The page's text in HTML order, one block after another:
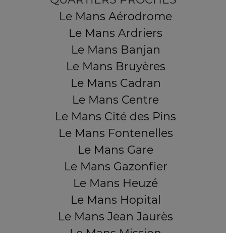
Le Mans Aérodrome
Le Mans Ardriers
Le Mans Banjan
Le Mans Bruyères
Le Mans Cadran
Le Mans Centre
Le Mans Cité des Pins
Le Mans Fontenelles
Le Mans Gare
Le Mans Gazonfier
Le Mans Heuzé
Le Mans Hopital
Le Mans Jean Jaurès